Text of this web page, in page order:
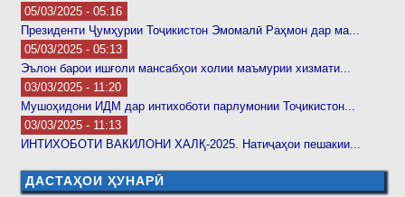
05/03/2025 - 05:16
Президенти Ҷумҳурии Тоҷикистон Эмомалӣ Раҳмон дар ма...
05/03/2025 - 05:13
Эълон барои ишғоли мансабҳои холии маъмурии хизмати...
03/03/2025 - 11:20
Мушоҳидони ИДМ дар интихоботи парлумонии Тоҷикистон...
03/03/2025 - 11:13
ИНТИХОБОТИ ВАКИЛОНИ ХАЛҚ-2025. Натиҷаҳои пешакии...
ДАСТАҲОИ ҲУНАРӢ